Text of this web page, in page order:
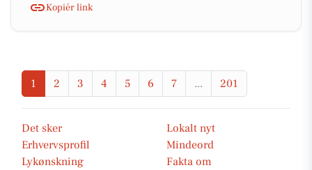
Kopiér link
1 2 3 4 5 6 7 ... 201
Det sker
Lokalt nyt
Erhvervsprofil
Mindeord
Lykønskning
Fakta om